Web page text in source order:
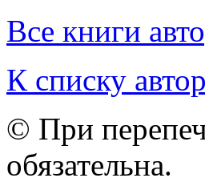
Все книги
К списку
© При
обязательна.